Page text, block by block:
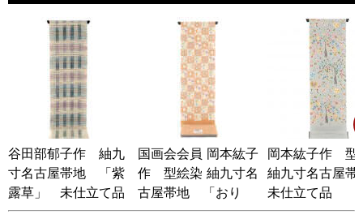
谷田部郁子作 紬九
寸名古屋帯地 「紫
露草」 未仕立て品
国画会会員 岡本紘子
作 型絵染 紬九寸名
古屋帯地 「おり
紙」 未仕立て品
岡本紘子作 型
紬九寸名古屋
未仕立て品